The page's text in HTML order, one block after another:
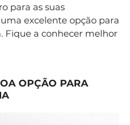
para as suas
excelente opção para
Fique a conhecer melhor
OPÇÃO PARA